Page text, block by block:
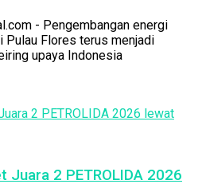
- Pengembangan energi
Pulau Flores terus menjadi
upaya Indonesia
Juara 2 PETROLIDA 2026